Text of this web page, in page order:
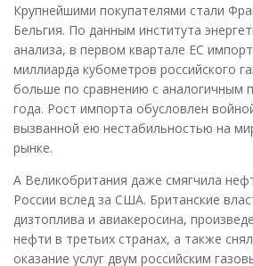
Крупнейшими покупателями стали
Бельгия. По данным института
анализа, в первом квартале ЕС
миллиарда кубометров российского
больше по сравнению с аналогичным
года. Рост импорта обусловлен
вызванной ею нестабильностью на
рынке.
А Великобритания даже смягчила
России вслед за США. Британские
дизтоплива и авиакеросина,
нефти в третьих странах, а также
оказание услуг двум российским